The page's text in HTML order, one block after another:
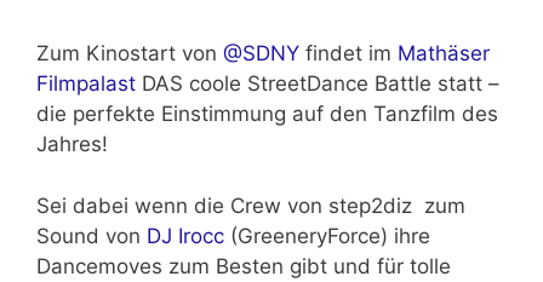
Zum Kinostart von @SDNY findet im Mathäser
Filmpalast DAS coole StreetDance Battle statt –
die perfekte Einstimmung auf den Tanzfilm des
Jahres!
Sei dabei wenn die Crew von step2diz zum
Sound von DJ Irocc (GreeneryForce) ihre
Dancemoves zum Besten gibt und für tolle